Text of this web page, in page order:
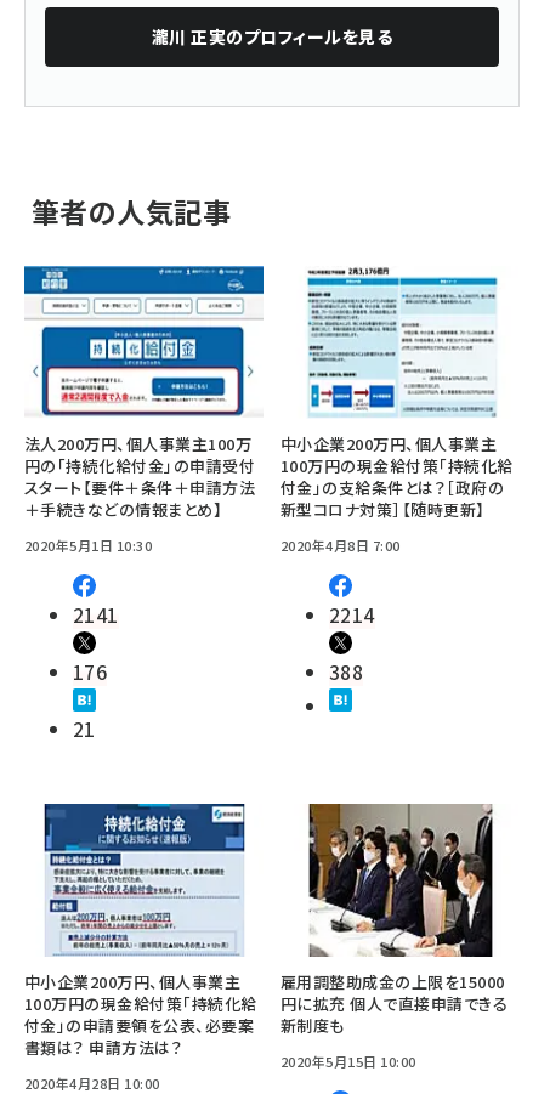
瀧川 正実のプロフィールを見る
筆者の人気記事
法人200万円、個人事業主100万
円の「持続化給付金」の申請受付
スタート【要件＋条件＋申請方法
＋手続きなどの情報まとめ】
2020年5月1日 10:30
2141
176
21
中小企業200万円、個人事業主
100万円の現金給付策「持続化給
付金」の支給条件とは？［政府の
新型コロナ対策］【随時更新】
2020年4月8日 7:00
2214
388
中小企業200万円、個人事業主
100万円の現金給付策「持続化給
付金」の申請要領を公表、必要案
書類は？ 申請方法は？
2020年4月28日 10:00
雇用調整助成金の上限を15000
円に拡充 個人で直接申請できる
新制度も
2020年5月15日 10:00